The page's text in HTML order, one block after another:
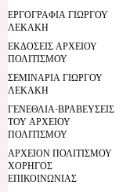
ΕΡΓΟΓΡΑΦΙΑ ΓΙΩΡΓΟΥ
ΛΕΚΑΚΗ
ΕΚΔΟΣΕΙΣ ΑΡΧΕΙΟΥ
ΠΟΛΙΤΙΣΜΟΥ
ΣΕΜΙΝΑΡΙΑ ΓΙΩΡΓΟΥ
ΛΕΚΑΚΗ
ΓΕΝΕΘΛΙΑ-ΒΡΑΒΕΥΣΕΙΣ
ΤΟΥ ΑΡΧΕΙΟΥ
ΠΟΛΙΤΙΣΜΟΥ
ΑΡΧΕΙΟΝ ΠΟΛΙΤΙΣΜΟΥ
ΧΟΡΗΓΟΣ
ΕΠΙΚΟΙΝΩΝΙΑΣ